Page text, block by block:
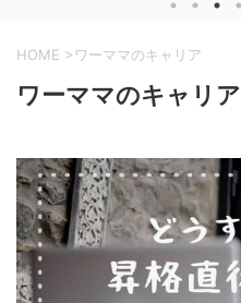
HOME > ワーママのキャリア
ワーママのキャリア